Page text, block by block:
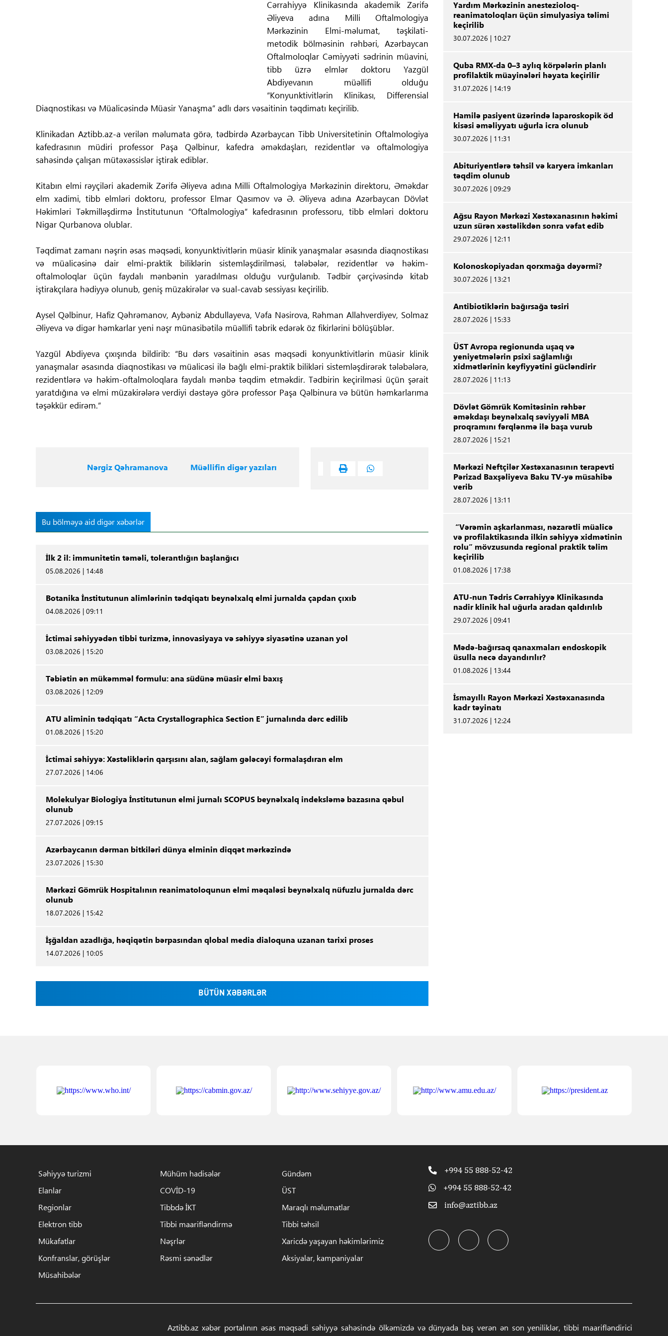
Cərrahiyyə Klinikasında akademik Zərifə
Əliyeva adına Milli Oftalmologiya
Mərkəzinin Elmi-məlumat, təşkilati-
metodik bölməsinin rəhbəri, Azərbaycan
Oftalmoloqlar Cəmiyyəti sədrinin müavini,
tibb üzrə elmlər doktoru Yazgül
Abdiyevanın müəllifi olduğu
“Konyunktivitlərin Klinikası, Differensial
Diaqnostikası və Müalicəsində Müasir Yanaşma” adlı dərs vəsaitinin təqdimatı keçirilib.
Klinikadan Aztibb.az-a verilən məlumata görə, tədbirdə Azərbaycan Tibb Universitetinin Oftalmologiya
kafedrasının müdiri professor Paşa Qəlbinur, kafedra əməkdaşları, rezidentlər və oftalmologiya
sahəsində çalışan mütəxəssislər iştirak ediblər.
Kitabın elmi rəyçiləri akademik Zərifə Əliyeva adına Milli Oftalmologiya Mərkəzinin direktoru, Əməkdar
elm xadimi, tibb elmləri doktoru, professor Elmar Qasımov və Ə. Əliyeva adına Azərbaycan Dövlət
Həkimləri Təkmilləşdirmə İnstitutunun “Oftalmologiya” kafedrasının professoru, tibb elmləri doktoru
Nigar Qurbanova olublar.
Təqdimat zamanı nəşrin əsas məqsədi, konyunktivitlərin müasir klinik yanaşmalar əsasında diaqnostikası
və müalicəsinə dair elmi-praktik biliklərin sistemləşdirilməsi, tələbələr, rezidentlər və həkim-
oftalmoloqlar üçün faydalı mənbənin yaradılması olduğu vurğulanıb. Tədbir çərçivəsində kitab
iştirakçılara hədiyyə olunub, geniş müzakirələr və sual-cavab sessiyası keçirilib.
Aysel Qəlbinur, Hafiz Qəhrəmanov, Aybəniz Abdullayeva, Vəfa Nəsirova, Rəhman Allahverdiyev, Solmaz
Əliyeva və digər həmkarlar yeni nəşr münasibətilə müəllifi təbrik edərək öz fikirlərini bölüşüblər.
Yazgül Abdiyeva çıxışında bildirib: “Bu dərs vəsaitinin əsas məqsədi konyunktivitlərin müasir klinik
yanaşmalar əsasında diaqnostikası və müalicəsi ilə bağlı elmi-praktik bilikləri sistemləşdirərək tələbələrə,
rezidentlərə və həkim-oftalmoloqlara faydalı mənbə təqdim etməkdir. Tədbirin keçirilməsi üçün şərait
yaratdığına və elmi müzakirələrə verdiyi dəstəyə görə professor Paşa Qəlbinura və bütün həmkarlarıma
təşəkkür edirəm.”
Nərgiz Qəhramanova Müəllifin digər yazıları
Bu bölməyə aid digər xəbərlər
İlk 2 il: immunitetin təməli, tolerantlığın başlanğıcı
05.08.2026 | 14:48
Botanika İnstitutunun alimlərinin tədqiqatı beynəlxalq elmi jurnalda çapdan çıxıb
04.08.2026 | 09:11
İctimai səhiyyədən tibbi turizmə, innovasiyaya və səhiyyə siyasətinə uzanan yol
03.08.2026 | 15:20
Təbiətin ən mükəmməl formulu: ana südünə müasir elmi baxış
03.08.2026 | 12:09
ATU aliminin tədqiqatı “Acta Crystallographica Section E” jurnalında dərc edilib
01.08.2026 | 15:20
İctimai səhiyyə: Xəstəliklərin qarşısını alan, sağlam gələcəyi formalaşdıran elm
27.07.2026 | 14:06
Molekulyar Biologiya İnstitutunun elmi jurnalı SCOPUS beynəlxalq indeksləmə bazasına qəbul
olunub
27.07.2026 | 09:15
Azərbaycanın dərman bitkiləri dünya elminin diqqət mərkəzində
23.07.2026 | 15:30
Mərkəzi Gömrük Hospitalının reanimatoloqunun elmi məqaləsi beynəlxalq nüfuzlu jurnalda dərc
olunub
18.07.2026 | 15:42
İşğaldan azadlığa, həqiqətin bərpasından qlobal media dialoquna uzanan tarixi proses
14.07.2026 | 10:05
BÜTÜN XƏBƏRLƏR
Yardım Mərkəzinin anestezioloq-
reanimatoloqları üçün simulyasiya təlimi
keçirilib
30.07.2026 | 10:27
Quba RMX-da 0–3 aylıq körpələrin planlı
profilaktik müayinələri həyata keçirilir
31.07.2026 | 14:19
Hamilə pasiyent üzərində laparoskopik öd
kisəsi əməliyyatı uğurla icra olunub
30.07.2026 | 11:31
Abituriyentlərə təhsil və karyera imkanları
təqdim olunub
30.07.2026 | 09:29
Ağsu Rayon Mərkəzi Xəstəxanasının həkimi
uzun sürən xəstəlikdən sonra vəfat edib
29.07.2026 | 12:11
Kolonoskopiyadan qorxmağa dəyərmi?
30.07.2026 | 13:21
Antibiotiklərin bağırsağa təsiri
28.07.2026 | 15:33
ÜST Avropa regionunda uşaq və
yeniyetmələrin psixi sağlamlığı
xidmətlərinin keyfiyyətini gücləndirir
28.07.2026 | 11:13
Dövlət Gömrük Komitəsinin rəhbər
əməkdaşı beynəlxalq səviyyəli MBA
proqramını fərqlənmə ilə başa vurub
28.07.2026 | 15:21
Mərkəzi Neftçilər Xəstəxanasının terapevti
Pərizad Baxşəliyeva Baku TV-yə müsahibə
verib
28.07.2026 | 13:11
“Vərəmin aşkarlanması, nəzarətli müalicə
və profilaktikasında ilkin səhiyyə xidmətinin
rolu” mövzusunda regional praktik təlim
keçirilib
01.08.2026 | 17:38
ATU-nun Tədris Cərrahiyyə Klinikasında
nadir klinik hal uğurla aradan qaldırılıb
29.07.2026 | 09:41
Mədə-bağırsaq qanaxmaları endoskopik
üsulla necə dayandırılır?
01.08.2026 | 13:44
İsmayıllı Rayon Mərkəzi Xəstəxanasında
kadr təyinatı
31.07.2026 | 12:24
Səhiyyə turizmi Mühüm hadisələr
Gündəm
Elanlar
COVİD-19
ÜST
Regionlar
Tibbdə İKT
Maraqlı məlumatlar
Elektron tibb
Tibbi maarifləndirmə
Tibbi təhsil
Mükafatlar
Nəşrlər
Xaricdə yaşayan həkimlərimiz
Konfranslar, görüşlər
Rəsmi sənədlər
Aksiyalar, kampaniyalar
Müsahibələr
+994 55 888-52-42
+994 55 888-52-42
info@aztibb.az
Aztibb.az xəbər portalının əsas məqsədi səhiyyə sahəsində ölkəmizdə və dünyada baş verən ən son yeniliklər, tibbi maarifləndirici
Mühüm hadisələr